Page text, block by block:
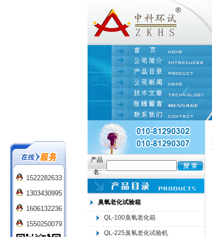
产品
名:
臭氧老化试验箱
QL-100臭氧老化箱
QL-225臭氧老化试验机
1522282633
1303430995
1606132236
1550250079